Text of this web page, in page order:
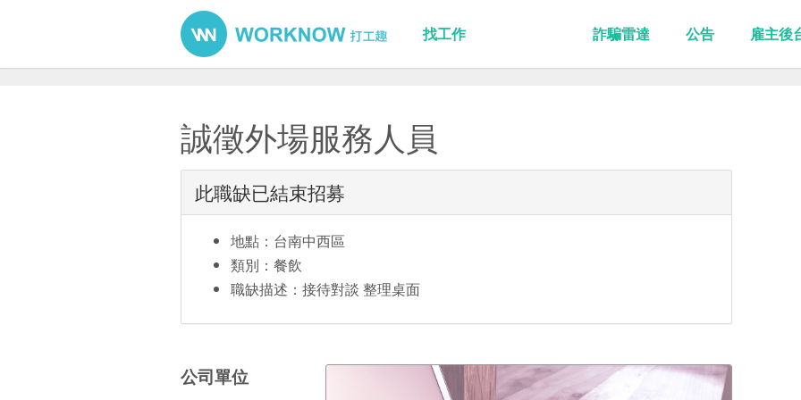
找工作 詐騙雷達 公告 雇主後
誠徵外場服務人員
此職缺已結束招募
地點：台南中西區
類別：餐飲
職缺描述：接待對談 整理桌面
公司單位